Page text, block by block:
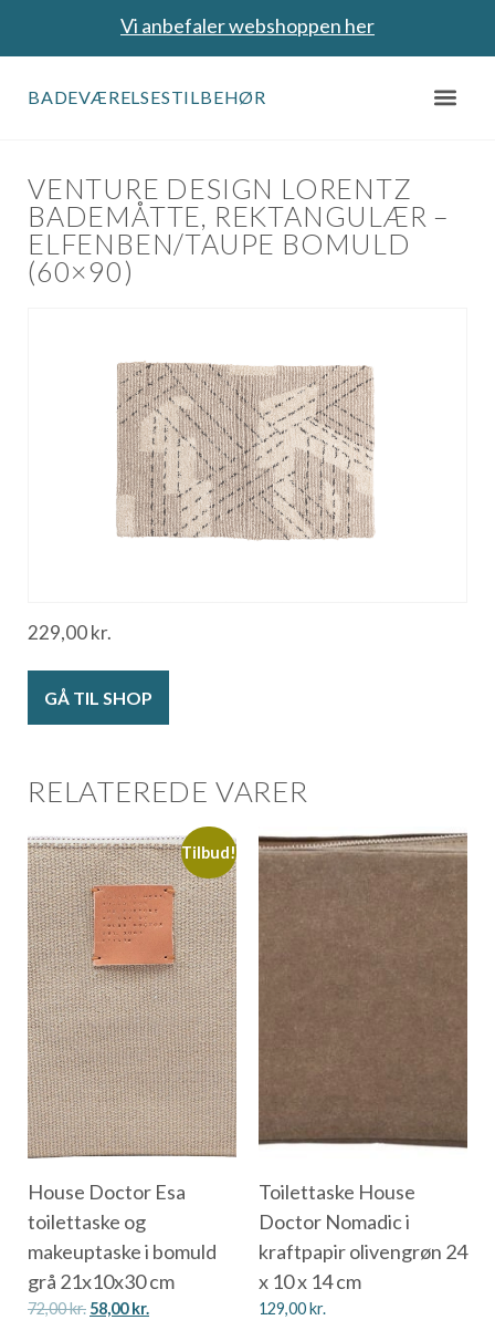
Vi anbefaler webshoppen her
BADEVÆRELSESTILBEHØR
VENTURE DESIGN LORENTZ
BADEMÅTTE, REKTANGULÆR –
ELFENBEN/TAUPE BOMULD
(60×90)
229,00kr.
GÅ TIL SHOP
RELATEREDE VARER
Tilbud!
House Doctor Esa
toilettaske og
makeuptaske i bomuld
grå 21x10x30 cm
72,00kr. 58,00kr.
Toilettaske House
Doctor Nomadic i
kraftpapir olivengrøn 24
x 10 x 14 cm
129,00kr.